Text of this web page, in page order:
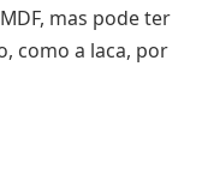
mas pode ter
como a laca, por